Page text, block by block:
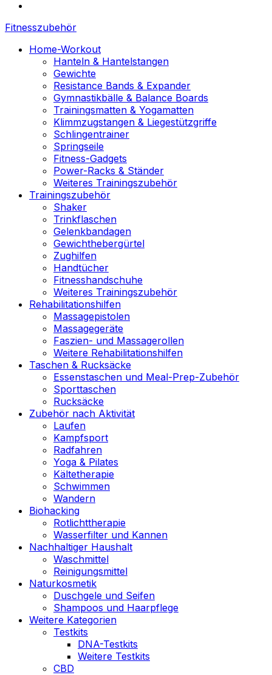
Fitnesszubehör
Home-Workout
Hanteln & Hantelstangen
Gewichte
Resistance Bands & Expander
Gymnastikbälle & Balance Boards
Trainingsmatten & Yogamatten
Klimmzugstangen & Liegestützgriffe
Schlingentrainer
Springseile
Fitness-Gadgets
Power-Racks & Ständer
Weiteres Trainingszubehör
Trainingszubehör
Shaker
Trinkflaschen
Gelenkbandagen
Gewichthebergürtel
Zughilfen
Handtücher
Fitnesshandschuhe
Weiteres Trainingszubehör
Rehabilitationshilfen
Massagepistolen
Massagegeräte
Faszien- und Massagerollen
Weitere Rehabilitationshilfen
Taschen & Rucksäcke
Essenstaschen und Meal-Prep-Zubehör
Sporttaschen
Rucksäcke
Zubehör nach Aktivität
Laufen
Kampfsport
Radfahren
Yoga & Pilates
Kältetherapie
Schwimmen
Wandern
Biohacking
Rotlichttherapie
Wasserfilter und Kannen
Nachhaltiger Haushalt
Waschmittel
Reinigungsmittel
Naturkosmetik
Duschgele und Seifen
Shampoos und Haarpflege
Weitere Kategorien
Testkits
DNA-Testkits
Weitere Testkits
CBD